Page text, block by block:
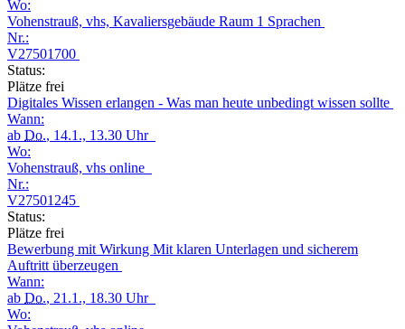
Wo:
Vohenstrauß, vhs, Kavaliersgebäude Raum 1 Sprachen
Nr.:
V27501700
Status:
Plätze frei
Digitales Wissen erlangen - Was man heute unbedingt wissen sollte
Wann:
ab Do., 14.1., 13.30 Uhr
Wo:
Vohenstrauß, vhs online
Nr.:
V27501245
Status:
Plätze frei
Bewerbung mit Wirkung Mit klaren Unterlagen und sicherem
Auftritt überzeugen
Wann:
ab Do., 21.1., 18.30 Uhr
Wo: